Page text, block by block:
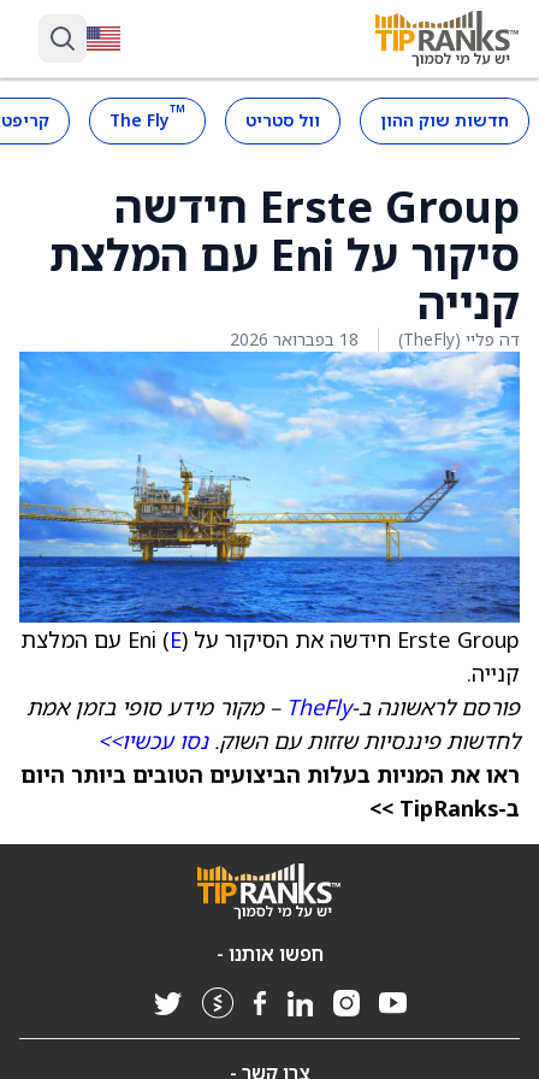
חדשות שוק ההון וול סטריט ™
The Fly
Erste Group חידשה
סיקור על Eni עם המלצת
קנייה
דה פליי (TheFly) 18 בפברואר 2026
Erste Group חידשה את הסיקור על Eni ( E
) עם המלצת
קנייה.
פורסם לראשונה ב-TheFly – מקור מידע סופי בזמן אמת
לחדשות פיננסיות שזזות עם השוק.נסו עכשיו>>
ראו את המניות בעלות הביצועים הטובים ביותר היום
ב-TipRanks >>
חפשו אותנו -
צרו קשר -